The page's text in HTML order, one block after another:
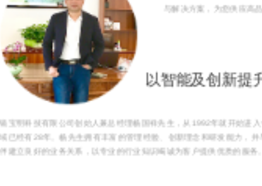
与解决方案，为您供应高
以智能及创新提
镜宝明科技有限公司创始人兼总经理杨国祥先生，从1992年就开始进
域已经有28年。杨先生拥有丰富的管理经验、创新理念和研发能力，
伴建立良好的业务关系，以专业的行业知识竭诚为客户提供优质的服务